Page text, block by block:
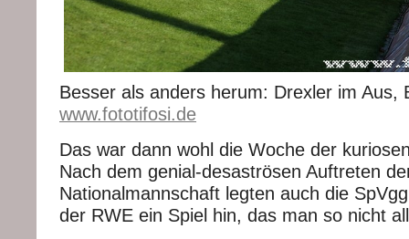
Besser als anders herum: Drexler im Aus,
www.fototifosi.de
Das war dann wohl die Woche der
Nach dem genial-desaströsen Auftreten
Nationalmannschaft legten auch die
der RWE ein Spiel hin, das man so nicht